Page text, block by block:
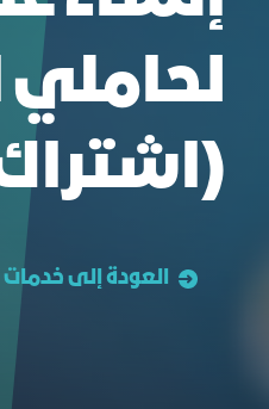
العودة إلى خدمات